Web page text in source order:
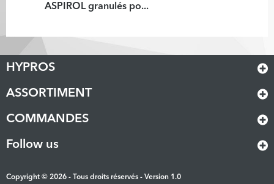
ASPIROL granulés po...
HYPROS
Copyright © 2026 - Tous droits réservés - Version 1.0
ASSORTIMENT
COMMANDES
Follow us